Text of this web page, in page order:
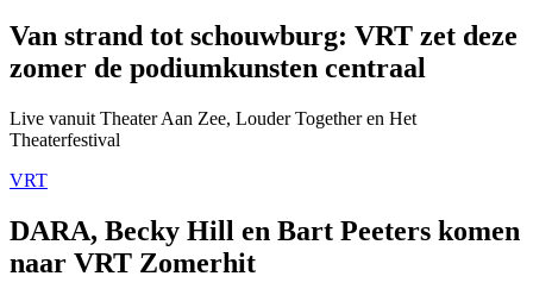
Van strand tot schouwburg: VRT zet deze
zomer de podiumkunsten centraal
Live vanuit Theater Aan Zee, Louder Together en Het
Theaterfestival
VRT
DARA, Becky Hill en Bart Peeters komen
naar VRT Zomerhit